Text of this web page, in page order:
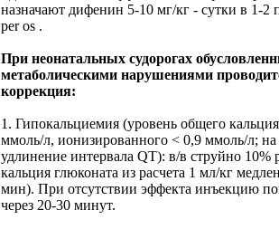
назначают дифенин 5-10 мг/кг - сутки в 1-2
per os .
При неонатальных судорогах
метаболическими нарушениями
коррекция:
1. Гипокальциемия (уровень общего
ммоль/л, ионизированного < 0,9 ммоль/л;
удлинение интервала QТ): в/в струйно 10%
кальция глюконата из расчета 1 мл/кг
мин). При отсутствии эффекта инъекцию
через 20-30 минут.